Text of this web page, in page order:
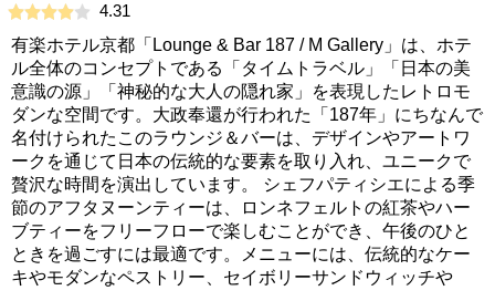
4.31
有楽ホテル京都「Lounge & Bar 187 / M Gallery」は、ホテ
ル全体のコンセプトである「タイムトラベル」「日本の美
意識の源」「神秘的な大人の隠れ家」を表現したレトロモ
ダンな空間です。大政奉還が行われた「187年」にちなんで
名付けられたこのラウンジ＆バーは、デザインやアートワ
ークを通じて日本の伝統的な要素を取り入れ、ユニークで
贅沢な時間を演出しています。 シェフパティシエによる季
節のアフタヌーンティーは、ロンネフェルトの紅茶やハー
ブティーをフリーフローで楽しむことができ、午後のひと
ときを過ごすには最適です。メニューには、伝統的なケー
キやモダンなペストリー、セイボリーサンドウィッチや